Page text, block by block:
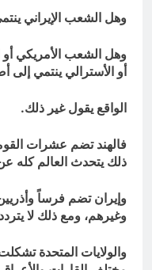
وهل الشعب الإيراني
وهل الشعب الأمريكي أو
أو الأسترالي ينتمي
الواقع يقول غير ذلك.
فالهند تضم عشرات
ذلك يتحدث العالم كله عن
وإيران تضم فرساً
وغيرهم، ومع ذلك لا
والولايات المتحدة